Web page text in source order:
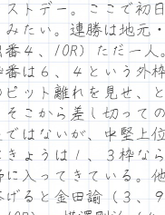
ストデー。ここで初
みたい。連勝は地元
番４、10R）ただ一人
は６、４という外
ピット離れを見せ、
そこから差し切って
ではないが、中堅上
きょうは１、３枠な
に入ってきている。
げると金田諭（３、